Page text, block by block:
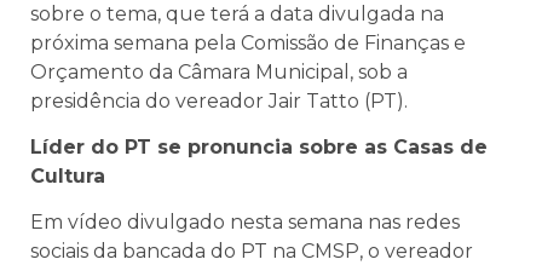
sobre o tema, que terá a data divulgada na
próxima semana pela Comissão de Finanças e
Orçamento da Câmara Municipal, sob a
presidência do vereador Jair Tatto (PT).
Líder do PT se pronuncia sobre as Casas de
Cultura
Em vídeo divulgado nesta semana nas redes
sociais da bancada do PT na CMSP, o vereador